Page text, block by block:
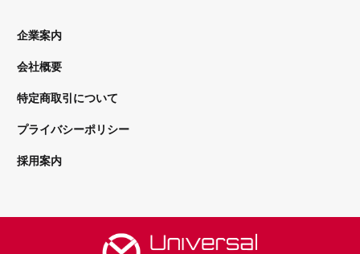
企業案内
会社概要
特定商取引について
プライバシーポリシー
採用案内